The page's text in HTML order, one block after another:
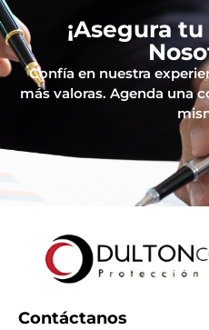
¡Asegura
Confía en nuestra
más valoras. Agenda una
Contáctanos